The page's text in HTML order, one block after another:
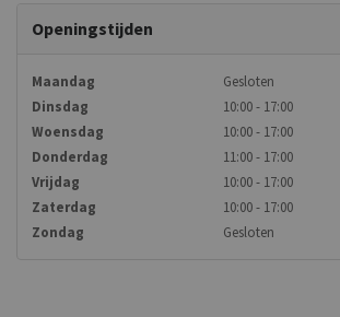
Openingstijden
Maandag
Gesloten
Dinsdag
10:00 - 17:00
Woensdag
10:00 - 17:00
Donderdag
11:00 - 17:00
Vrijdag
10:00 - 17:00
Zaterdag
10:00 - 17:00
Zondag
Gesloten